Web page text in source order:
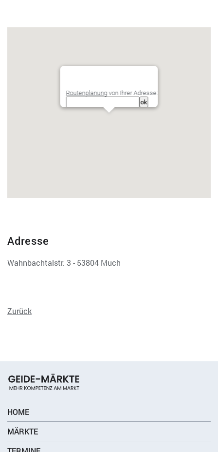
Routenplanung von Ihrer Adresse:
Adresse
Wahnbachtalstr. 3 - 53804 Much
Zurück
HOME
MÄRKTE